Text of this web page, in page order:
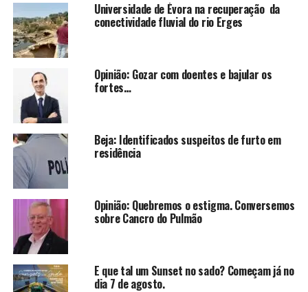
Universidade de Évora na recuperação da
conectividade fluvial do rio Erges
Opinião: Gozar com doentes e bajular os
fortes…
Beja: Identificados suspeitos de furto em
residência
Opinião: Quebremos o estigma. Conversemos
sobre Cancro do Pulmão
E que tal um Sunset no sado? Começam já no
dia 7 de agosto.